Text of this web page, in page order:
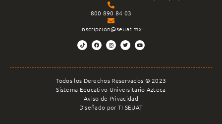
800 890 84 03
inscripcion@seuat.mx
Todos los Derechos Reservados © 2023
Sistema Educativo Universitario Azteca
Aviso de Privacidad
Diseñado por TI SEUAT